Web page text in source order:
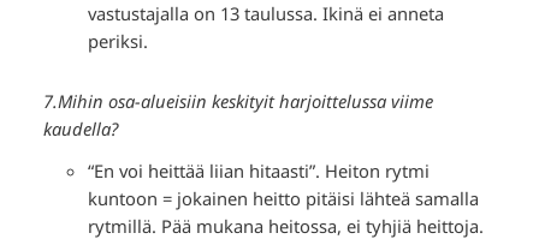
vastustajalla on 13 taulussa. Ikinä ei anneta
periksi.
7.Mihin osa-alueisiin keskityit harjoittelussa viime
kaudella?
“En voi heittää liian hitaasti”. Heiton rytmi
kuntoon = jokainen heitto pitäisi lähteä samalla
rytmillä. Pää mukana heitossa, ei tyhjiä heittoja.